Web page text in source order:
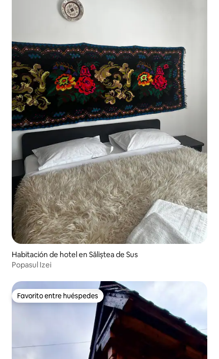
Habitación de hotel en Săliștea de Sus
Popasul Izei
Favorito entre huéspedes
Favorito entre huéspedes